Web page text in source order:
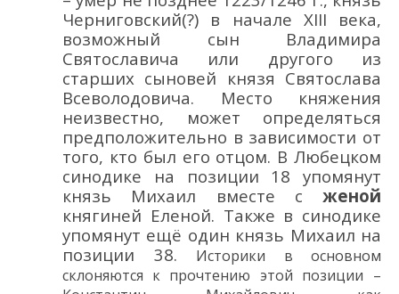
Черниговский(?) в начале XIII века,
возможный сын Владимира
Святославича или другого из
старших сыновей князя Святослава
Всеволодовича. Место княжения
неизвестно, может определяться
предположительно в зависимости от
того, кто был его отцом. В Любецком
синодике на позиции 18 упомянут
князь Михаил вместе с женой
княгиней Еленой. Также в синодике
упомянут ещё один князь Михаил на
позиции 38.
Историки в основном
склоняются к прочтению этой позиции –